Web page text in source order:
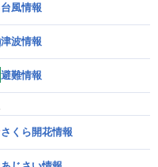
台風情報
津波情報
避難情報
さくら開花情報